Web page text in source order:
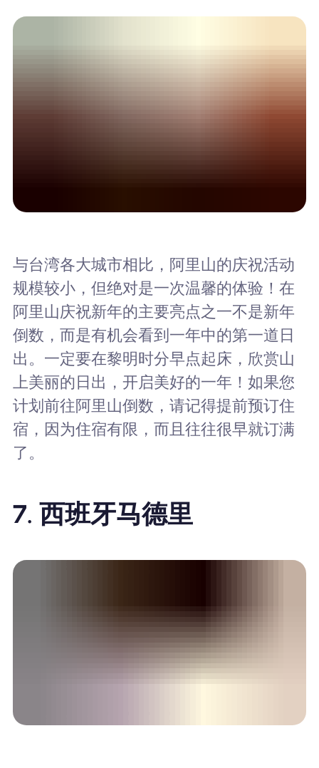
与台湾各大城市相比，阿里山的庆祝活动
规模较小，但绝对是一次温馨的体验！在
阿里山庆祝新年的主要亮点之一不是新年
倒数，而是有机会看到一年中的第一道日
出。一定要在黎明时分早点起床，欣赏山
上美丽的日出，开启美好的一年！如果您
计划前往阿里山倒数，请记得提前预订住
宿，因为住宿有限，而且往往很早就订满
了。
7. 西班牙马德里